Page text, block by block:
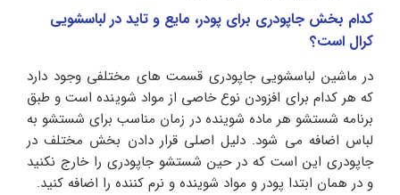
کدام بخش جاپودری برای پودر، مایع و تاید در لباسشویی
کرال است؟
در ماشین لباسشویی جاپودری قسمت های مختلفی وجود دارد
که هر کدام برای افزودن نوع خاصی از مواد شوینده است و طبق
برنامه شستشو هر ماده شوینده در زمان مناسب برای شستشو به
لباس اضافه می شود. دلیل اصلی قرار دادن بخش مختلف در
جاپودری این است که در حین شستشو جاپودری را خارج نکنید
و در همان ابتدا پودر و مواد شوینده و نرم کننده را اضافه کنید.